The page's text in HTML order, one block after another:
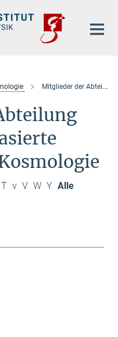
Mitglieder der Abteilung
T v V W Y Alle